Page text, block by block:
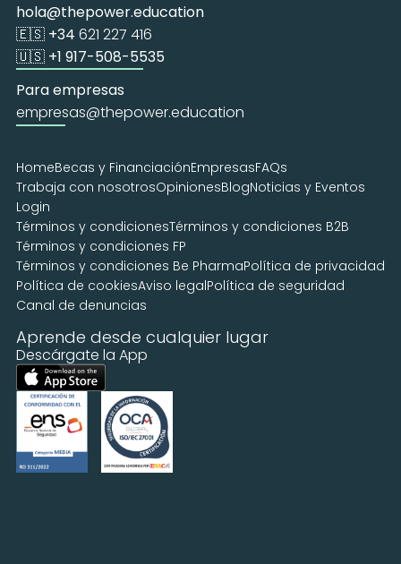
hola@thepower.education
🇪🇸 +34 621 227 416
🇺🇸 +1 917-508-5535
Para empresas
empresas@thepower.education
HomeBecas y FinanciaciónEmpresasFAQs
Trabaja con nosotrosOpinionesBlogNoticias y Eventos
Login
Términos y condicionesTérminos y condiciones B2B
Términos y condiciones FP
Términos y condiciones Be PharmaPolítica de privacidad
Política de cookiesAviso legalPolítica de seguridad
Canal de denuncias
Aprende desde cualquier lugar
Descárgate la App